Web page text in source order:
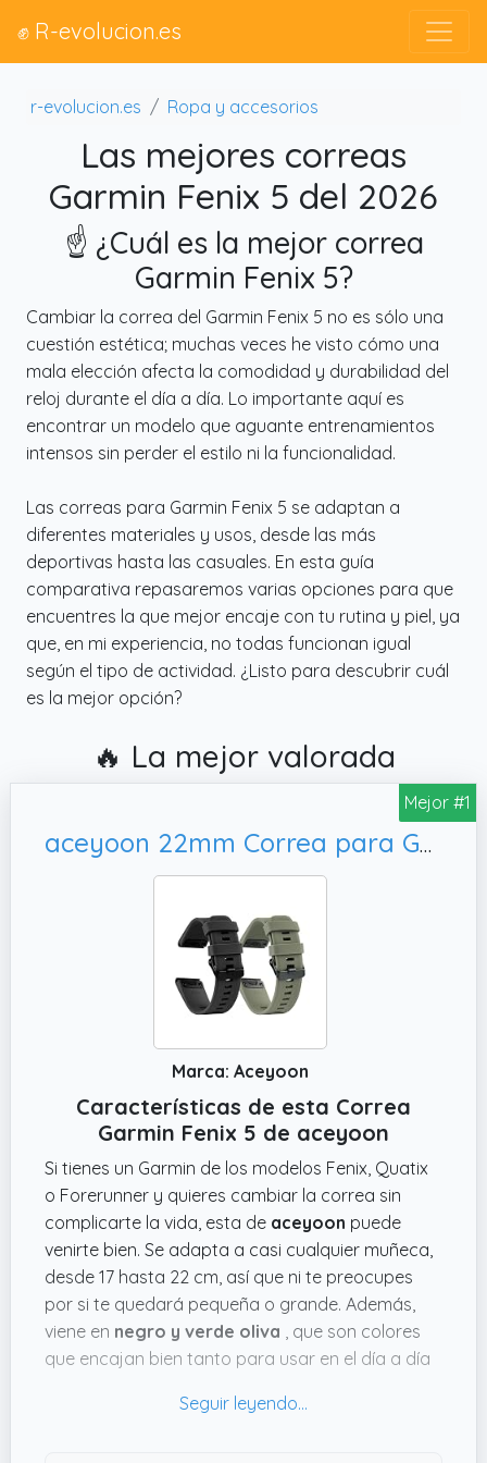
✊ R-evolucion.es
r-evolucion.es Ropa y accesorios
Las mejores correas
Garmin Fenix 5 del 2026
☝️ ¿Cuál es la mejor correa
Garmin Fenix 5?
Cambiar la correa del Garmin Fenix 5 no es sólo una
cuestión estética; muchas veces he visto cómo una
mala elección afecta la comodidad y durabilidad del
reloj durante el día a día. Lo importante aquí es
encontrar un modelo que aguante entrenamientos
intensos sin perder el estilo ni la funcionalidad.
Las correas para Garmin Fenix 5 se adaptan a
diferentes materiales y usos, desde las más
deportivas hasta las casuales. En esta guía
comparativa repasaremos varias opciones para que
encuentres la que mejor encaje con tu rutina y piel, ya
que, en mi experiencia, no todas funcionan igual
según el tipo de actividad. ¿Listo para descubrir cuál
es la mejor opción?
🔥 La mejor valorada
Mejor #1
aceyoon 22mm Correa para Garmin Quatix 7 Pro/Fenix 7/7 Pro/6/6 Pro/5/5 Plus, Quickfit Silicona Reemplazo Correa para Garmin Instinct/Forerunner 935 945/Approach S60 S62/Descent G1 (Negro + Verde)
Marca: Aceyoon
Características de esta Correa
Garmin Fenix 5 de aceyoon
Si tienes un Garmin de los modelos Fenix, Quatix
o Forerunner y quieres cambiar la correa sin
complicarte la vida, esta de aceyoon puede
venirte bien. Se adapta a casi cualquier muñeca,
desde 17 hasta 22 cm, así que ni te preocupes
por si te quedará pequeña o grande. Además,
viene en negro y verde oliva , que son colores
que encajan bien tanto para usar en el día a día
cómodo es que la instalación es con un solo clic,